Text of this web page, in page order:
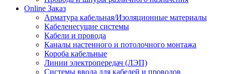
Online Заказ
Арматура кабельная/Изоляционные материалы
Кабеленесущие системы
Кабели и провода
Каналы настенного и потолочного монтажа
Короба кабельные
Линии электропередач (ЛЭП)
Системы ввода для кабелей и проводов